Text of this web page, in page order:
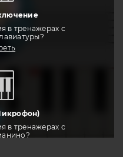
в тренажерах с
в тренажерах с